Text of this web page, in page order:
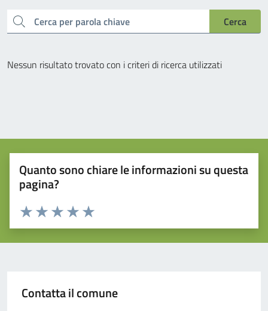
cerca Cerca
Nessun risultato trovato con i criteri di ricerca utilizzati
Quanto sono chiare le informazioni su questa
pagina?
Valuta da 1 a 5 stelle la pagina
Valuta 5 stelle su 5
Valuta 4 stelle su 5
Valuta 3 stelle su 5
Valuta 2 stelle su 5
Valuta 1 stelle su 5
Contatta il comune